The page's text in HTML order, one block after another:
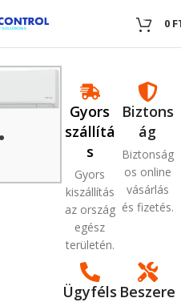
0 0
Gyors
szállítá
s
Gyors
kiszállítás
az ország
egész
területén.
Biztons
ág
Biztonság
os online
vásárlás
és fizetés.
Ügyféls Beszere